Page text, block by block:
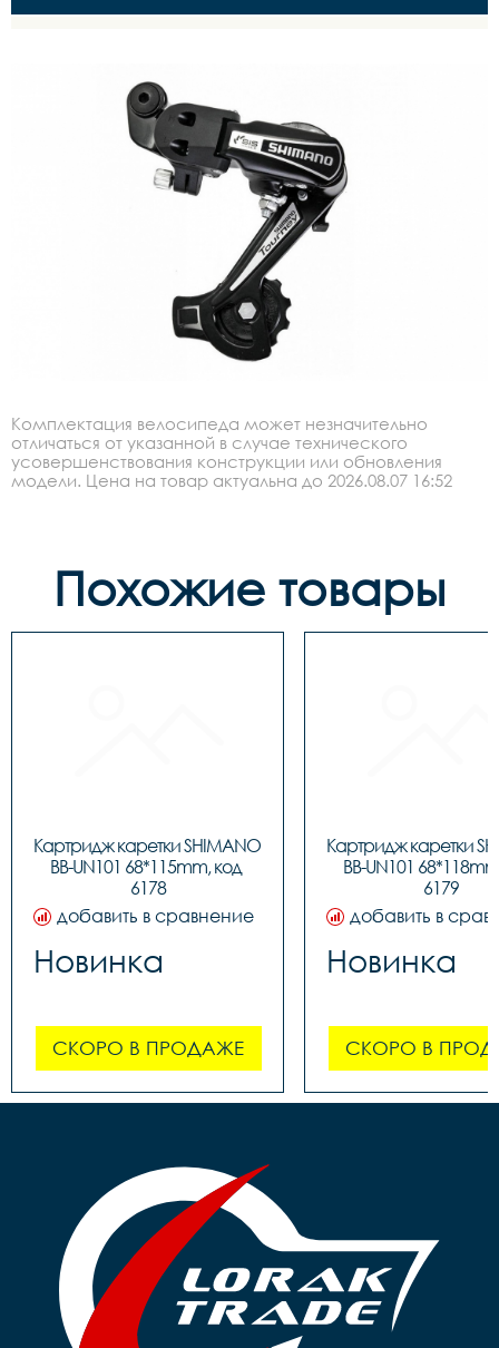
Комплектация велосипеда может незначительно
отличаться от указанной в случае технического
усовершенствования конструкции или обновления
модели. Цена на товар актуальна до 2026.08.07 16:52
Похожие товары
Картридж каретки SHIMANO
BB-UN101 68*115mm, код
6178
добавить в сравнение
Новинка
СКОРО В ПРОДАЖЕ
Картридж каретки
BB-UN101
6179
добавить в
Новинка
СКОРО В